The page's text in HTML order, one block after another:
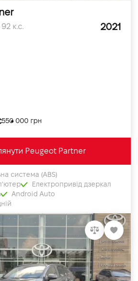
к.с. 2021
550 000 грн
Peugeot Partner
система (ABS)
Електропривід дзеркал
Android Auto